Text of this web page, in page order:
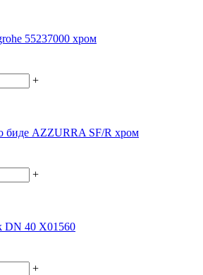
55237000 хром
+
биде AZZURRA SF/R хром
+
DN 40 X01560
+